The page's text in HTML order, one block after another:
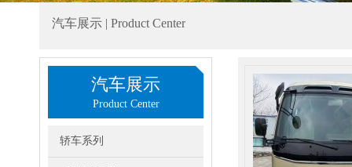
汽车展示 | Product Center
汽车展示
Product Center
轿车系列